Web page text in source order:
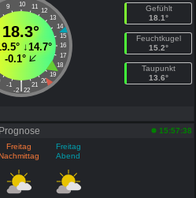
10
9 11
12
13
14
15
16
17
18
19
20
-1 21
|
-2 22
18.3°
↓14.7°
-0.1°
Gefühlt
18.1°
Feuchtkugel
15.2°
Taupunkt
13.6°
Prognose
15:57:38
Freitag
Freitag
Abend